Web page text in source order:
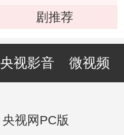
剧推荐
央视影音 微视频
央视网PC版